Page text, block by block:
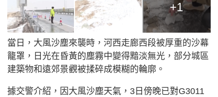
+1
當日，大風沙塵來襲時，河西走廊西段被厚重的沙幕
籠罩，日光在昏黃的塵霧中變得黯淡無光，部分城區
建築物和遠郊景觀被揉碎成模糊的輪廓。
據交警介紹，因大風沙塵天氣，3日傍晚已對G3011